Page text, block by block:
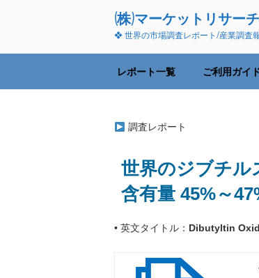
ン
へ
(株)マーケットリサー
❖ 世界の市場調査レポート/産業調査
レポート一覧 ご利用ガイ
調査レポート
世界のジブチル
含有量 45%～
• 英文タイトル： Dibutyltin